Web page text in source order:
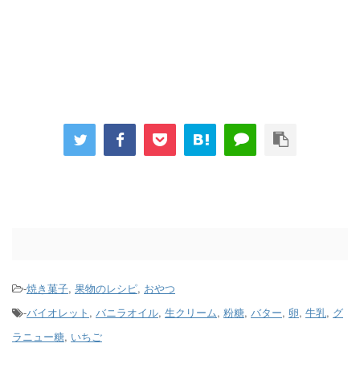
-焼き菓子, 果物のレシピ, おやつ
-バイオレット , バニラオイル, 生クリーム, 粉糖, バター, 卵, 牛乳, グ
ラニュー糖, いちご